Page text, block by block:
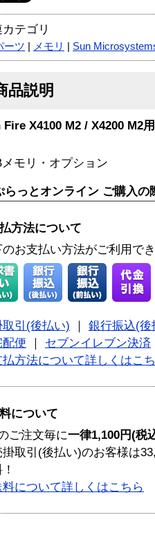
テゴリ
ーツ メモリ Sun
品説明
Fire X4100 M2 / X4200 M2
メモリ・オプション
らっとオンライン ご購入の
方法について
のお支払い方法がご利用で
取引(後払い)
銀行振込(後
便
セブンイレブン決済
払方法について詳しくはこ
について
ご注文毎に一律1,100円(税
取引(後払い)のお客様は
料について詳しくはこちら